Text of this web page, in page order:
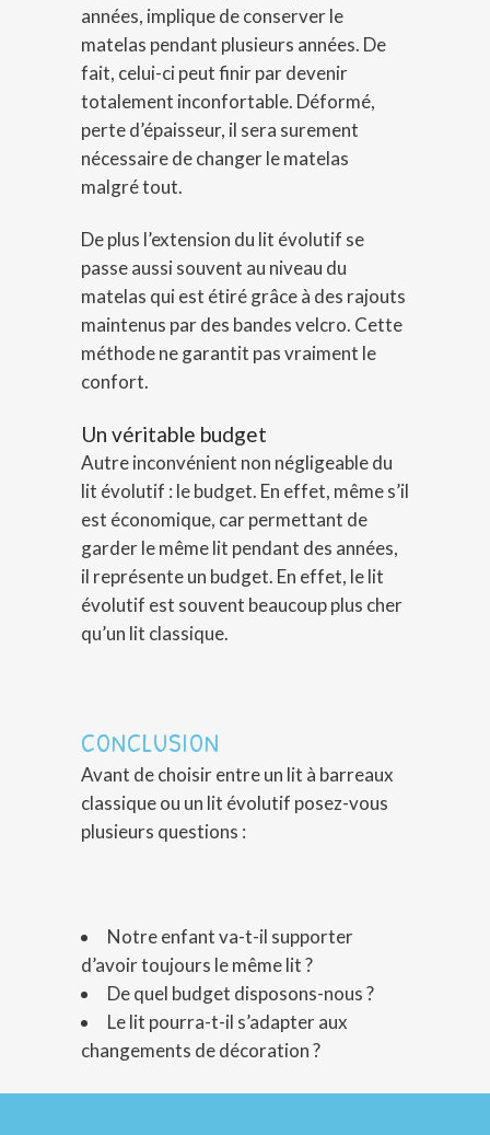
années, implique de conserver le
matelas pendant plusieurs années. De
fait, celui-ci peut finir par devenir
totalement inconfortable. Déformé,
perte d’épaisseur, il sera surement
nécessaire de changer le matelas
malgré tout.
De plus l’extension du lit évolutif se
passe aussi souvent au niveau du
matelas qui est étiré grâce à des rajouts
maintenus par des bandes velcro. Cette
méthode ne garantit pas vraiment le
confort.
Un véritable budget
Autre inconvénient non négligeable du
lit évolutif : le budget. En effet, même s’il
est économique, car permettant de
garder le même lit pendant des années,
il représente un budget. En effet, le lit
évolutif est souvent beaucoup plus cher
qu’un lit classique.
CONCLUSION
Avant de choisir entre un lit à barreaux
classique ou un lit évolutif posez-vous
plusieurs questions :
Notre enfant va-t-il supporter
d’avoir toujours le même lit ?
De quel budget disposons-nous ?
Le lit pourra-t-il s’adapter aux
changements de décoration ?